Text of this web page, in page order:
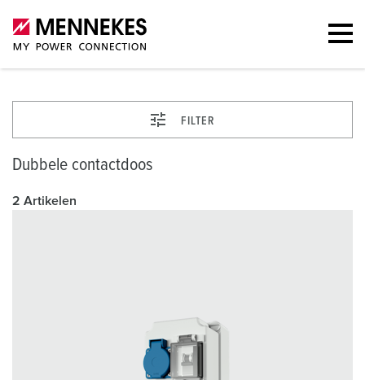
FILTER
Dubbele contactdoos
2 Artikelen